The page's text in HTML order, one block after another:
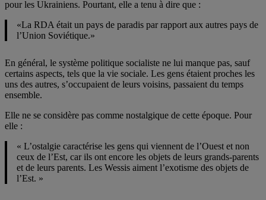
pour les Ukrainiens. Pourtant, elle a tenu à dire que :
«La RDA était un pays de paradis par rapport aux autres pays de
l’Union Soviétique.»
En général, le système politique socialiste ne lui manque pas, sauf
certains aspects, tels que la vie sociale. Les gens étaient proches les
uns des autres, s’occupaient de leurs voisins, passaient du temps
ensemble.
Elle ne se considère pas comme nostalgique de cette époque. Pour
elle :
« L’ostalgie caractérise les gens qui viennent de l’Ouest et non
ceux de l’Est, car ils ont encore les objets de leurs grands-parents
et de leurs parents. Les Wessis aiment l’exotisme des objets de
l’Est. »